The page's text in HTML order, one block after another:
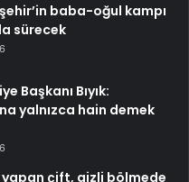
baba-oğul kampı
sürecek
Başkanı Bıyık:
yalnızca hain demek
çift, gizli bölmede